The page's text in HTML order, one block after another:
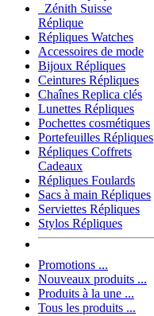
Zénith Suisse
Réplique
Répliques Watches
Accessoires de mode
Bijoux Répliques
Ceintures Répliques
Chaînes Replica clés
Lunettes Répliques
Pochettes cosmétiques
Portefeuilles Répliques
Répliques Coffrets
Cadeaux
Répliques Foulards
Sacs à main Répliques
Serviettes Répliques
Stylos Répliques
Promotions ...
Nouveaux produits ...
Produits à la une ...
Tous les produits ...